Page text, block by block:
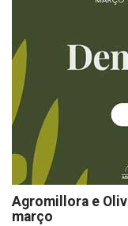
Agromillora e
março